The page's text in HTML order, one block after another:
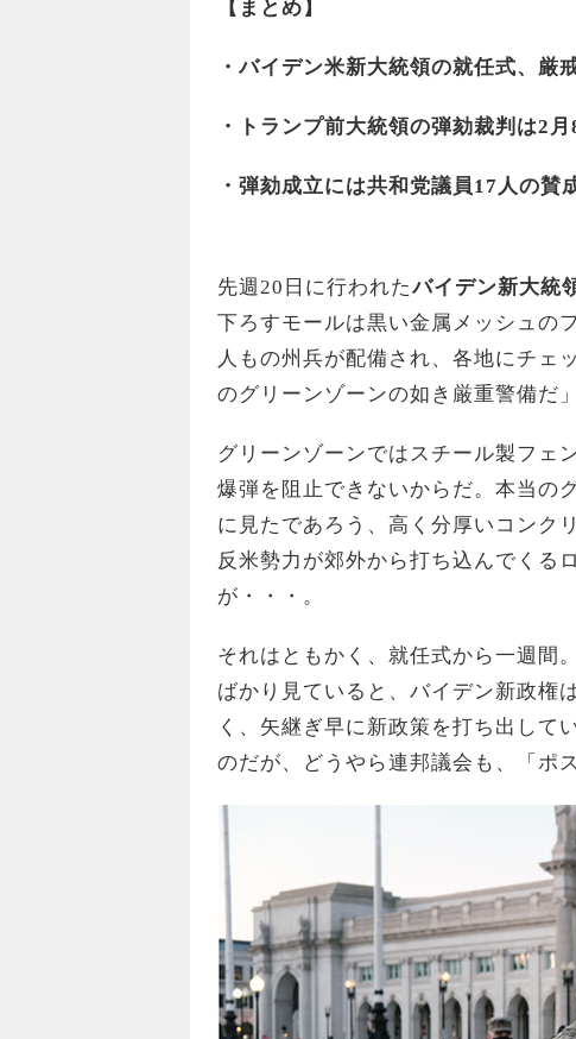
【まとめ】
・バイデン米新大統領の就任式、厳
・ トランプ前大統領の弾劾裁判は2月
・弾劾成立には共和党議員17人の賛
先週20日に行われたバイデン新大統
下ろすモールは黒い金属メッシュの
人もの州兵が配備され、各地にチェ
のグリーンゾーンの如き厳重警備だ
グリーンゾーンではスチール製フェ
爆弾を阻止できないからだ。本当の
に見たであろう、高く分厚いコンク
反米勢力が郊外から打ち込んでくる
が・・・。
それはともかく、就任式から一週間
ばかり見ていると、バイデン新政権
く、矢継ぎ早に新政策を打ち出して
のだが、どうやら連邦議会も、「ポ